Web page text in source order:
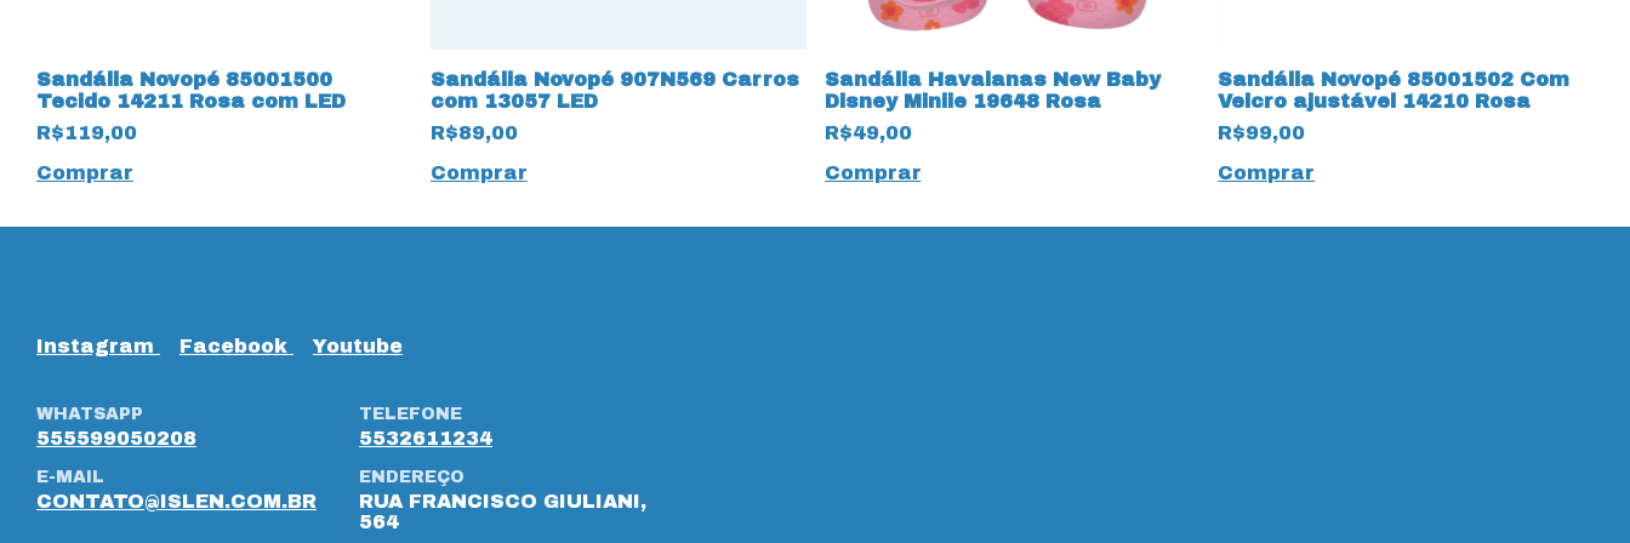
Sandália Novopé 85001500
Tecido 14211 Rosa com LED
R$119,00
Comprar
Sandália Novopé 907N569 Carros
com 13057 LED
R$89,00
Comprar
Sandália Havaianas New Baby
Disney Miniie 19648 Rosa
R$49,00
Comprar
Sandália Novopé 85001502 Com
Velcro ajustável 14210 Rosa
R$99,00
Comprar
Instagram Facebook Youtube
WHATSAPP
555599050208
TELEFONE
5532611234
E-MAIL
CONTATO@ISLEN.COM.BR
ENDEREÇO
RUA FRANCISCO GIULIANI,
564